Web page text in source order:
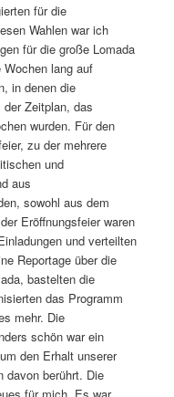
für die
Wahlen war ich
für die große Lomada
Wochen lang auf
in denen die
Zeitplan, das
wurden. Für den
zu der mehrere
und
aus
sowohl aus dem
Eröffnungsfeier waren
und verteilten
Reportage über die
bastelten die
das Programm
mehr. Die
schön war ein
den Erhalt unserer
davon berührt. Die
für mich. Es war